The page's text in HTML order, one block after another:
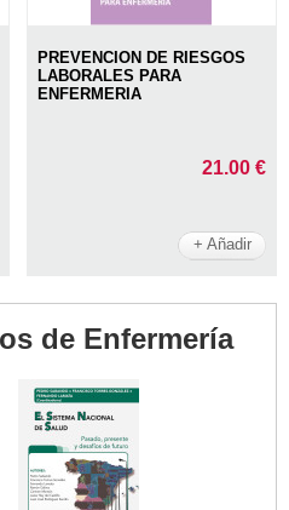
PREVENCION DE RIESGOS
LABORALES PARA
ENFERMERIA
21.00 €
+ Añadir
de Enfermería